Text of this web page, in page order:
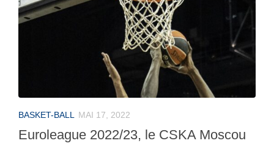
BASKET-BALL MAI 17, 2022
Euroleague 2022/23, le CSKA Moscou